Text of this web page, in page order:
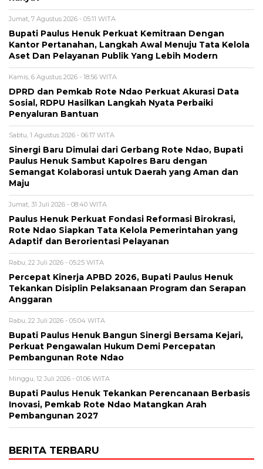
Jumat, 7 Agustus 2026 - 05:11 WITA
Bupati Paulus Henuk Perkuat Kemitraan Dengan
Kantor Pertanahan, Langkah Awal Menuju Tata Kelola
Aset Dan Pelayanan Publik Yang Lebih Modern
Kamis, 6 Agustus 2026 - 18:56 WITA
DPRD dan Pemkab Rote Ndao Perkuat Akurasi Data
Sosial, RDPU Hasilkan Langkah Nyata Perbaiki
Penyaluran Bantuan
Sabtu, 1 Agustus 2026 - 06:17 WITA
Sinergi Baru Dimulai dari Gerbang Rote Ndao, Bupati
Paulus Henuk Sambut Kapolres Baru dengan
Semangat Kolaborasi untuk Daerah yang Aman dan
Maju
Jumat, 31 Juli 2026 - 08:40 WITA
Paulus Henuk Perkuat Fondasi Reformasi Birokrasi,
Rote Ndao Siapkan Tata Kelola Pemerintahan yang
Adaptif dan Berorientasi Pelayanan
Rabu, 22 Juli 2026 - 05:25 WITA
Percepat Kinerja APBD 2026, Bupati Paulus Henuk
Tekankan Disiplin Pelaksanaan Program dan Serapan
Anggaran
Rabu, 22 Juli 2026 - 05:04 WITA
Bupati Paulus Henuk Bangun Sinergi Bersama Kejari,
Perkuat Pengawalan Hukum Demi Percepatan
Pembangunan Rote Ndao
Minggu, 12 Juli 2026 - 01:06 WITA
Bupati Paulus Henuk Tekankan Perencanaan Berbasis
Inovasi, Pemkab Rote Ndao Matangkan Arah
Pembangunan 2027
BERITA TERBARU